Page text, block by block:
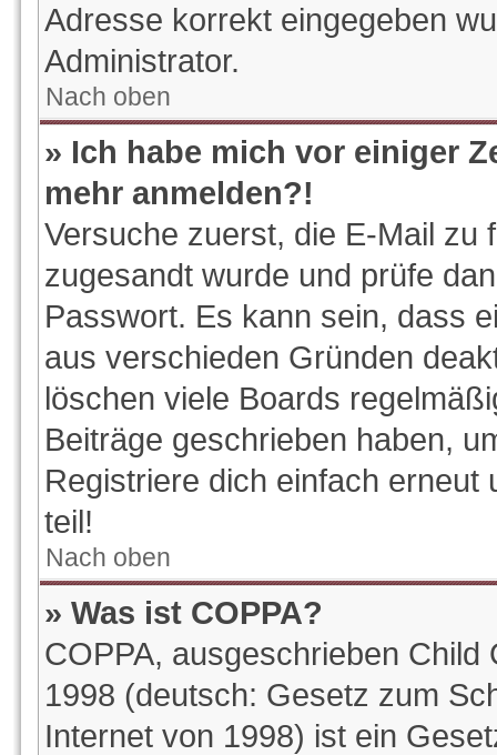
Adresse korrekt eingegeben
Administrator.
Nach oben
» Ich habe mich vor einiger
mehr anmelden?!
Versuche zuerst, die E-Mail zu
zugesandt wurde und prüfe
Passwort. Es kann sein, dass
aus verschieden Gründen
löschen viele Boards
Beiträge geschrieben haben,
Registriere dich einfach
teil!
Nach oben
» Was ist COPPA?
COPPA, ausgeschrieben
1998 (deutsch: Gesetz zum
Internet von 1998) ist ein